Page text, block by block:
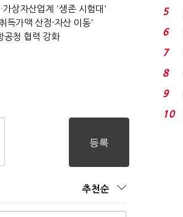
상자산업계 '생존 시험대'
득가액 산정·자산 이동'
공청 협력 강화
추천순
5
6
7
8
9
10